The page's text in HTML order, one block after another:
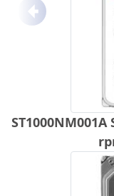
ST1000NM001A
Anterior